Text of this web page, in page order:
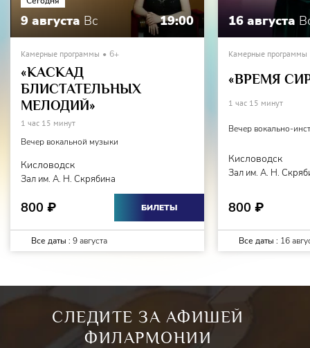
9 августа Вс 19:00
Камерные программы 6+
«КАСКАД
БЛИСТАТЕЛЬНЫХ
МЕЛОДИЙ»
1 час 15 минут
Вечер вокальной музыки
Кисловодск
Зал им. А. Н. Скрябина
800 ₽ БИЛЕТЫ
Все даты : 9 августа
16 августа
Камерные программы
«ВРЕМЯ
1 час 15 минут
Вечер вокально-
Кисловодск
Зал им. А. Н.
800 ₽
Все даты : 16
СЛЕДИТЕ ЗА АФИШЕЙ
ФИЛАРМОНИИ